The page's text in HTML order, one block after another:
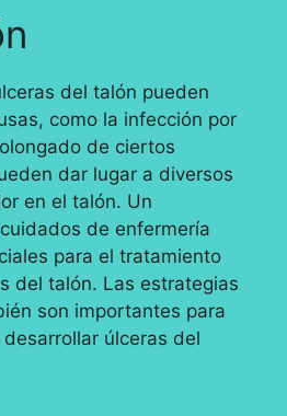
del talón pueden
como la infección por
de ciertos
dar lugar a diversos
en el talón. Un
de enfermería
para el tratamiento
del talón. Las estrategias
son importantes para
úlceras del